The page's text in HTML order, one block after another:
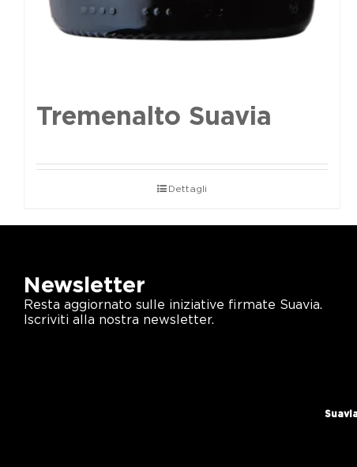
Tremenalto Suavia
Dettagli
Newsletter
Resta aggiornato sulle iniziative firmate Suavia.
Iscriviti alla nostra newsletter.